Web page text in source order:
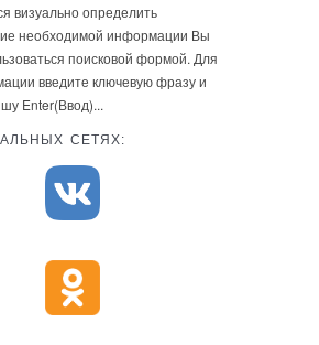
визуально определить
необходимой информации Вы
поисковой формой. Для
введите ключевую фразу и
Enter(Ввод)...
СЕТЯХ: